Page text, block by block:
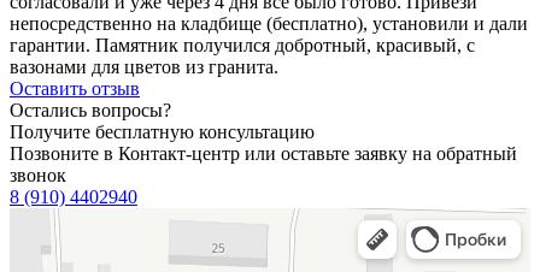
непосредственно на кладбище (бесплатно), установили и дали
гарантии. Памятник получился добротный, красивый, с
вазонами для цветов из гранита.
Оставить отзыв
Остались вопросы?
Получите бесплатную консультацию
Позвоните в Контакт-центр или оставьте заявку на обратный
звонок
8 (910) 4402940